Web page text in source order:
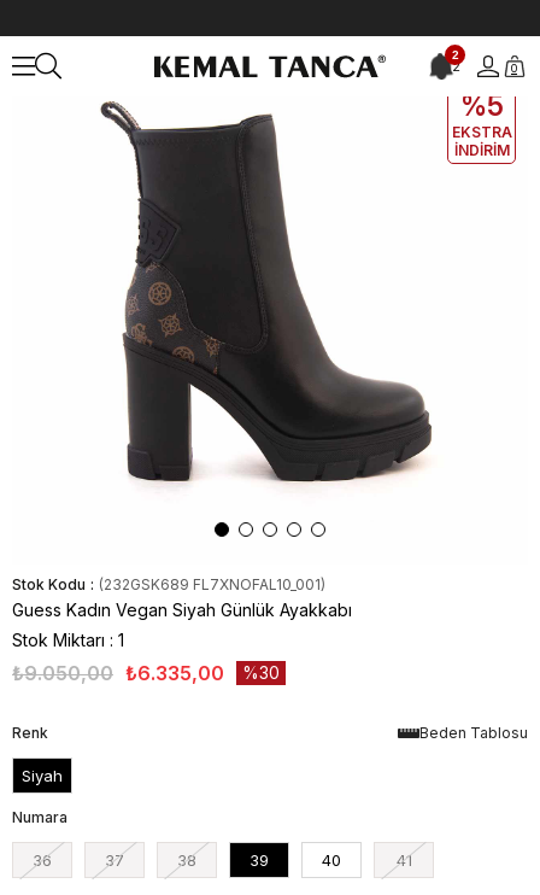
2
2 0
EKLE5
%5
EKSTRA
İNDİRİM
Stok Kodu (232GSK689 FL7XNOFAL10_001)
Guess Kadın Vegan Siyah Günlük Ayakkabı
Stok Miktarı : 1
₺9.050,00 ₺6.335,00 30
Beden Tablosu
Renk
Siyah
Numara
36 37 38 39 40 41